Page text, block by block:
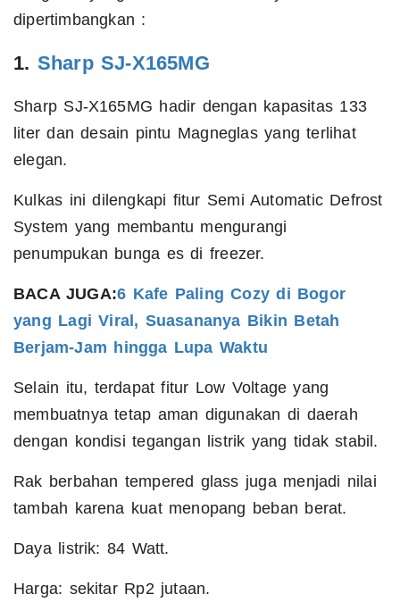
dipertimbangkan :
1. Sharp SJ-X165MG
Sharp SJ-X165MG hadir dengan kapasitas 133
liter dan desain pintu Magneglas yang terlihat
elegan.
Kulkas ini dilengkapi fitur Semi Automatic Defrost
System yang membantu mengurangi
penumpukan bunga es di freezer.
BACA JUGA:6 Kafe Paling Cozy di Bogor
yang Lagi Viral, Suasananya Bikin Betah
Berjam-Jam hingga Lupa Waktu
Selain itu, terdapat fitur Low Voltage yang
membuatnya tetap aman digunakan di daerah
dengan kondisi tegangan listrik yang tidak stabil.
Rak berbahan tempered glass juga menjadi nilai
tambah karena kuat menopang beban berat.
Daya listrik: 84 Watt.
Harga: sekitar Rp2 jutaan.